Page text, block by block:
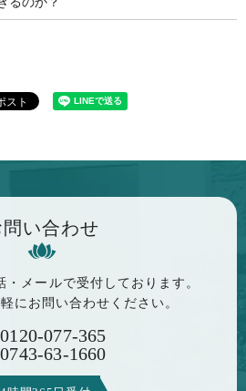
問い合わせ
・メールで受付しております。
に お問い合わせください。
0120-077-365
0743-63-1660